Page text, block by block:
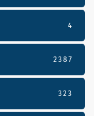
4
2387
323